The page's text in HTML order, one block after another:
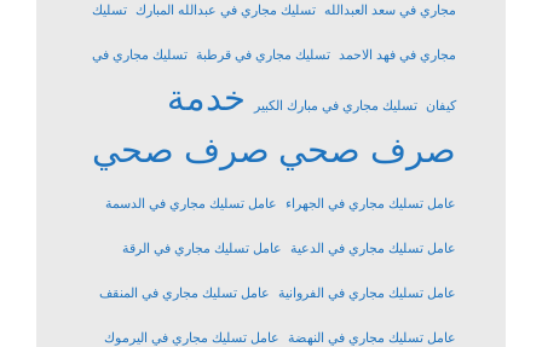
مجاري في سعد العبدالله تسليك مجاري في عبدالله المبارك تسليك
مجاري في فهد الاحمد تسليك مجاري في قرطبة تسليك مجاري في
كيفان تسليك مجاري في مبارك الكبير
خدمة
صرف صحي صرف صحي
عامل تسليك مجاري في الجهراء عامل تسليك مجاري في الدسمة
عامل تسليك مجاري في الدعية عامل تسليك مجاري في الرقة
عامل تسليك مجاري في الفروانية عامل تسليك مجاري في المنقف
عامل تسليك مجاري في النهضة عامل تسليك مجاري في اليرموك